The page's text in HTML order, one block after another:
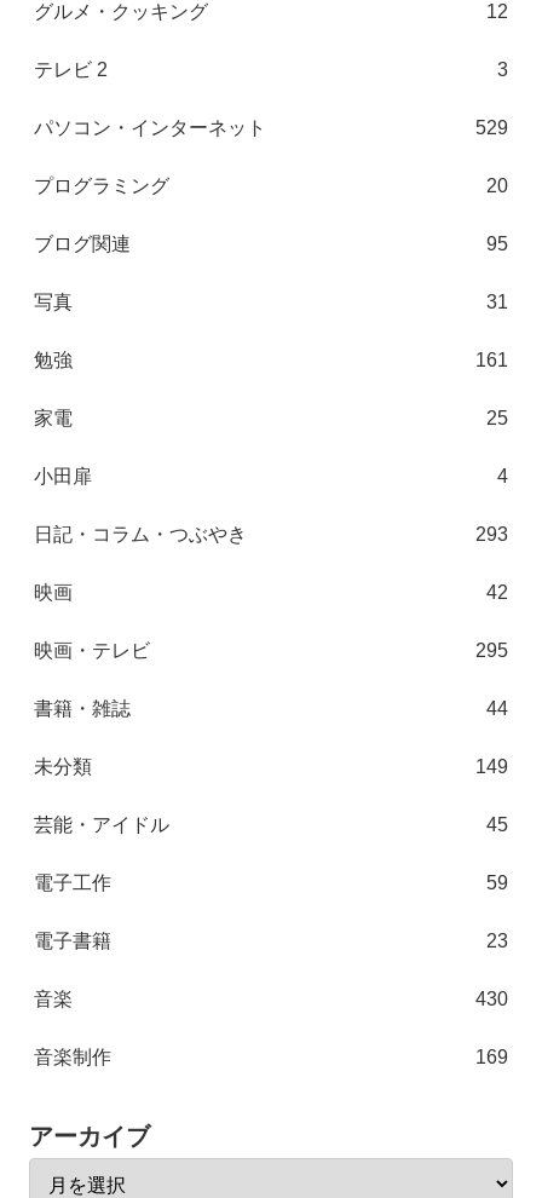
グルメ・クッキング 12
テレビ 2 3
パソコン・インターネット 529
プログラミング 20
ブログ関連 95
写真 31
勉強 161
家電 25
小田扉 4
日記・コラム・つぶやき 293
映画 42
映画・テレビ 295
書籍・雑誌 44
未分類 149
芸能・アイドル 45
電子工作 59
電子書籍 23
音楽 430
音楽制作 169
アーカイブ